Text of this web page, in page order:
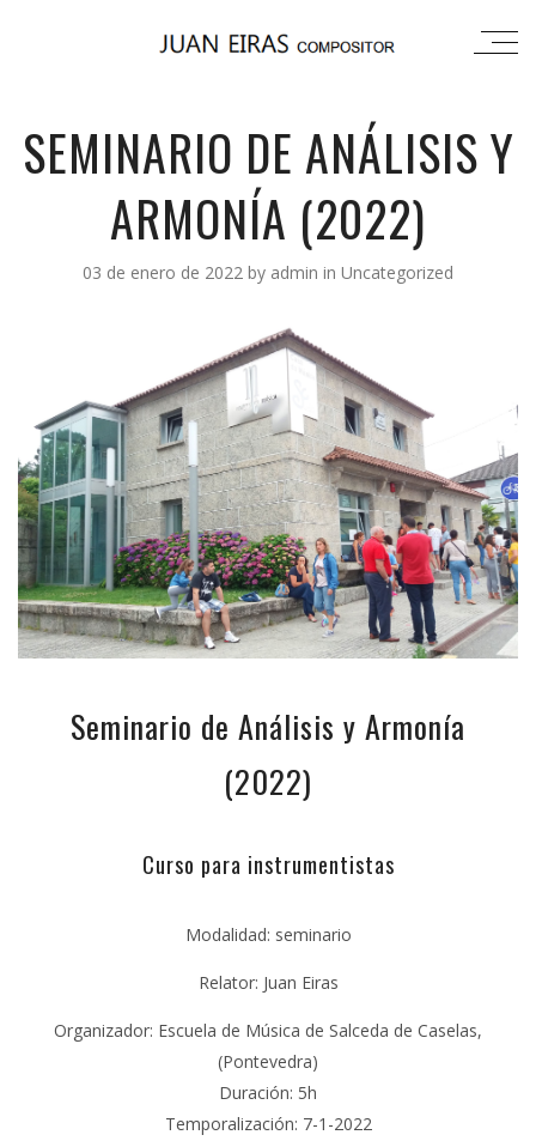
SEMINARIO DE ANÁLISIS Y
ARMONÍA (2022)
03 de enero de 2022 by admin in Uncategorized
Seminario de Análisis y Armonía
(2022)
Curso para instrumentistas
Modalidad: seminario
Relator: Juan Eiras
Organizador: Escuela de Música de Salceda de Caselas,
(Pontevedra)
Duración: 5h
Temporalización: 7-1-2022